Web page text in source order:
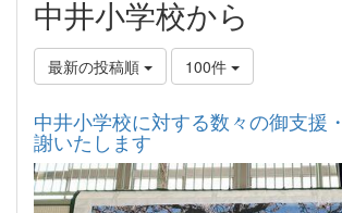
中井小学校から
最新の投稿順 100件
中井小学校に対する数々の御支援
謝いたします